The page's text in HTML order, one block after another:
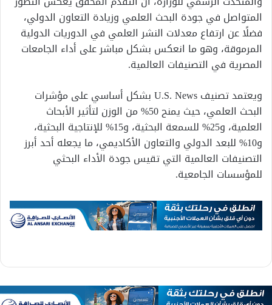
المتواصل في جودة البحث العلمي وزيادة التعاون الدولي،
فضلًا عن ارتفاع معدلات النشر العلمي في الدوريات الدولية
المرموقة، وهو ما انعكس بشكل مباشر على أداء الجامعات
المصرية في التصنيفات العالمية.
ويعتمد تصنيف U.S. News بشكل أساسي على مؤشرات
البحث العلمي، حيث يمنح 50% من الوزن لتأثير الأبحاث
العلمية، و25% للسمعة البحثية، و15% للإنتاجية البحثية،
و10% للبعد الدولي والتعاون الأكاديمي، ما يجعله أحد أبرز
التصنيفات العالمية التي تقيس جودة الأداء البحثي
للمؤسسات الجامعية.